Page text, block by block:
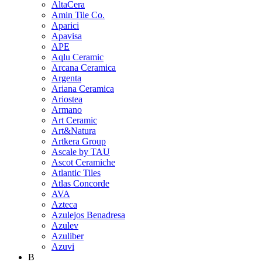
AltaCera
Amin Tile Co.
Aparici
Apavisa
APE
Aqlu Ceramic
Arcana Ceramica
Argenta
Ariana Ceramica
Ariostea
Armano
Art Ceramic
Art&Natura
Artkera Group
Ascale by TAU
Ascot Ceramiche
Atlantic Tiles
Atlas Concorde
AVA
Azteca
Azulejos Benadresa
Azulev
Azuliber
Azuvi
B